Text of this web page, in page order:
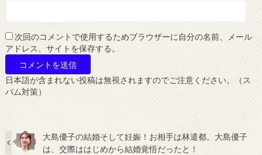
次回のコメントで使用するためブラウザーに自分の名前、メール
アドレス、サイトを保存する。
日本語が含まれない投稿は無視されますのでご注意ください。（ス
パム対策）
大島優子の結婚そして妊娠！お相手は林遣都。大島優子
は、交際ははじめから結婚覚悟だったと！